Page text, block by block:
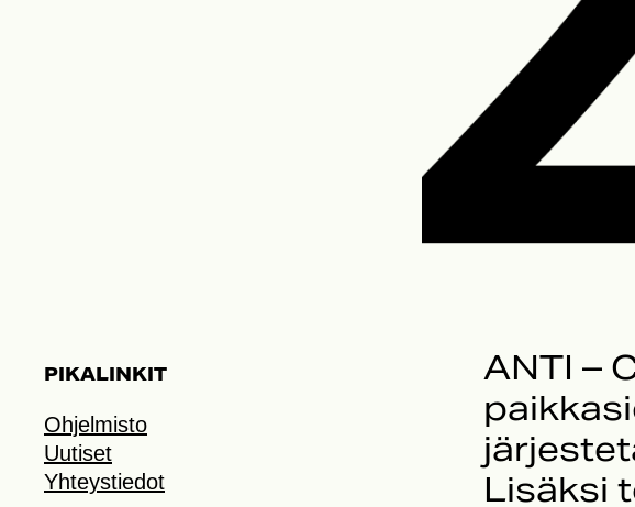
PIKALINKIT
Ohjelmisto
Uutiset
Yhteystiedot
ANTI –
Lisäksi